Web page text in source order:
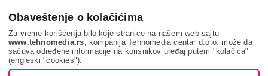
Obaveštenje o kolačićima
Za vreme korišćenja bilo koje stranice na našem web-sajtu
www.tehnomedia.rs , kompanija Tehnomedia centar d.o.o. može da
sačuva određene informacije na korisnikov uređaj putem "kolačića"
(engleski "cookies").
Bela tehnika Ugradne ploče
Ugradne staklokeramičke ploče
Vox ebc400db...